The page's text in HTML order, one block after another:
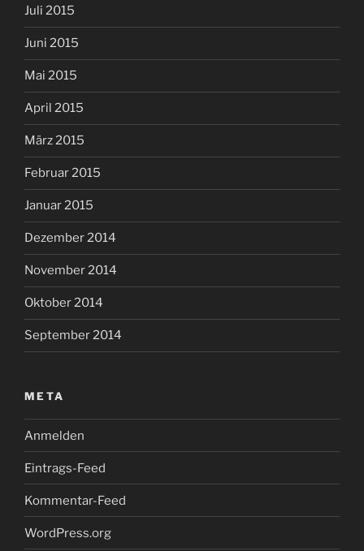
Juli 2015
Juni 2015
Mai 2015
April 2015
März 2015
Februar 2015
Januar 2015
Dezember 2014
November 2014
Oktober 2014
September 2014
META
Anmelden
Eintrags-Feed
Kommentar-Feed
WordPress.org